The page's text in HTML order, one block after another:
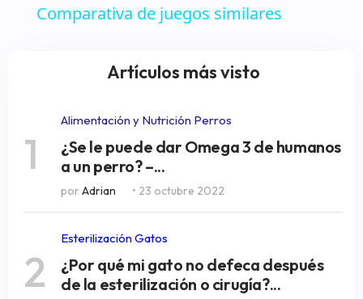
Comparativa de juegos similares
Artículos más visto
1
Alimentación y Nutrición Perros
¿Se le puede dar Omega 3 de humanos
a un perro? –...
por Adrian • 23 octubre 2022
2
Esterilización Gatos
¿Por qué mi gato no defeca después
de la esterilización o cirugía?...